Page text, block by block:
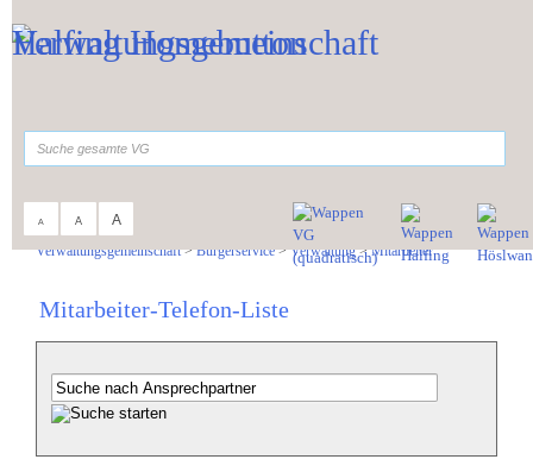
A A A
Verwaltungsgemeinschaft>Bürgerservice>Verwaltung>Mitarbeiter
Mitarbeiter-Telefon-Liste